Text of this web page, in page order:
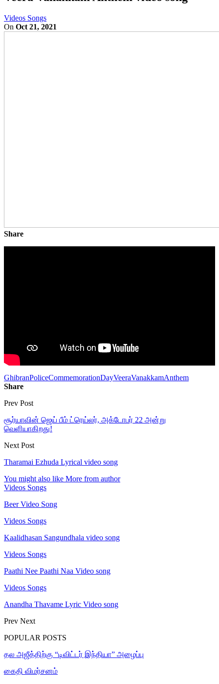
Videos Songs
On Oct 21, 2021
Share
GhibranPoliceCommemorationDayVeeraVanakkamAnthem
Share
Prev Post
சூர்யாவின் ஜெய் பீம் ட்ரெய்லர், அக்டோபர் 22 அன்று
வெளியாகிறது!
Next Post
Tharamai Ezhuda Lyrical video song
You might also like More from author
Videos Songs
Beer Video Song
Videos Songs
Kaalidhasan Sangundhala video song
Videos Songs
Paathi Nee Paathi Naa Video song
Videos Songs
Anandha Thavame Lyric Video song
Prev Next
POPULAR POSTS
தல அஜீத்திற்கு “டிவிட்டர் இந்தியா” அழைப்பு
கைதி விமர்சனம்